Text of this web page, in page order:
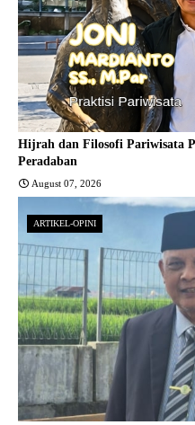
Hijrah dan Filosofi Pariwisata
Peradaban
August 07, 2026
ARTIKEL-OPINI